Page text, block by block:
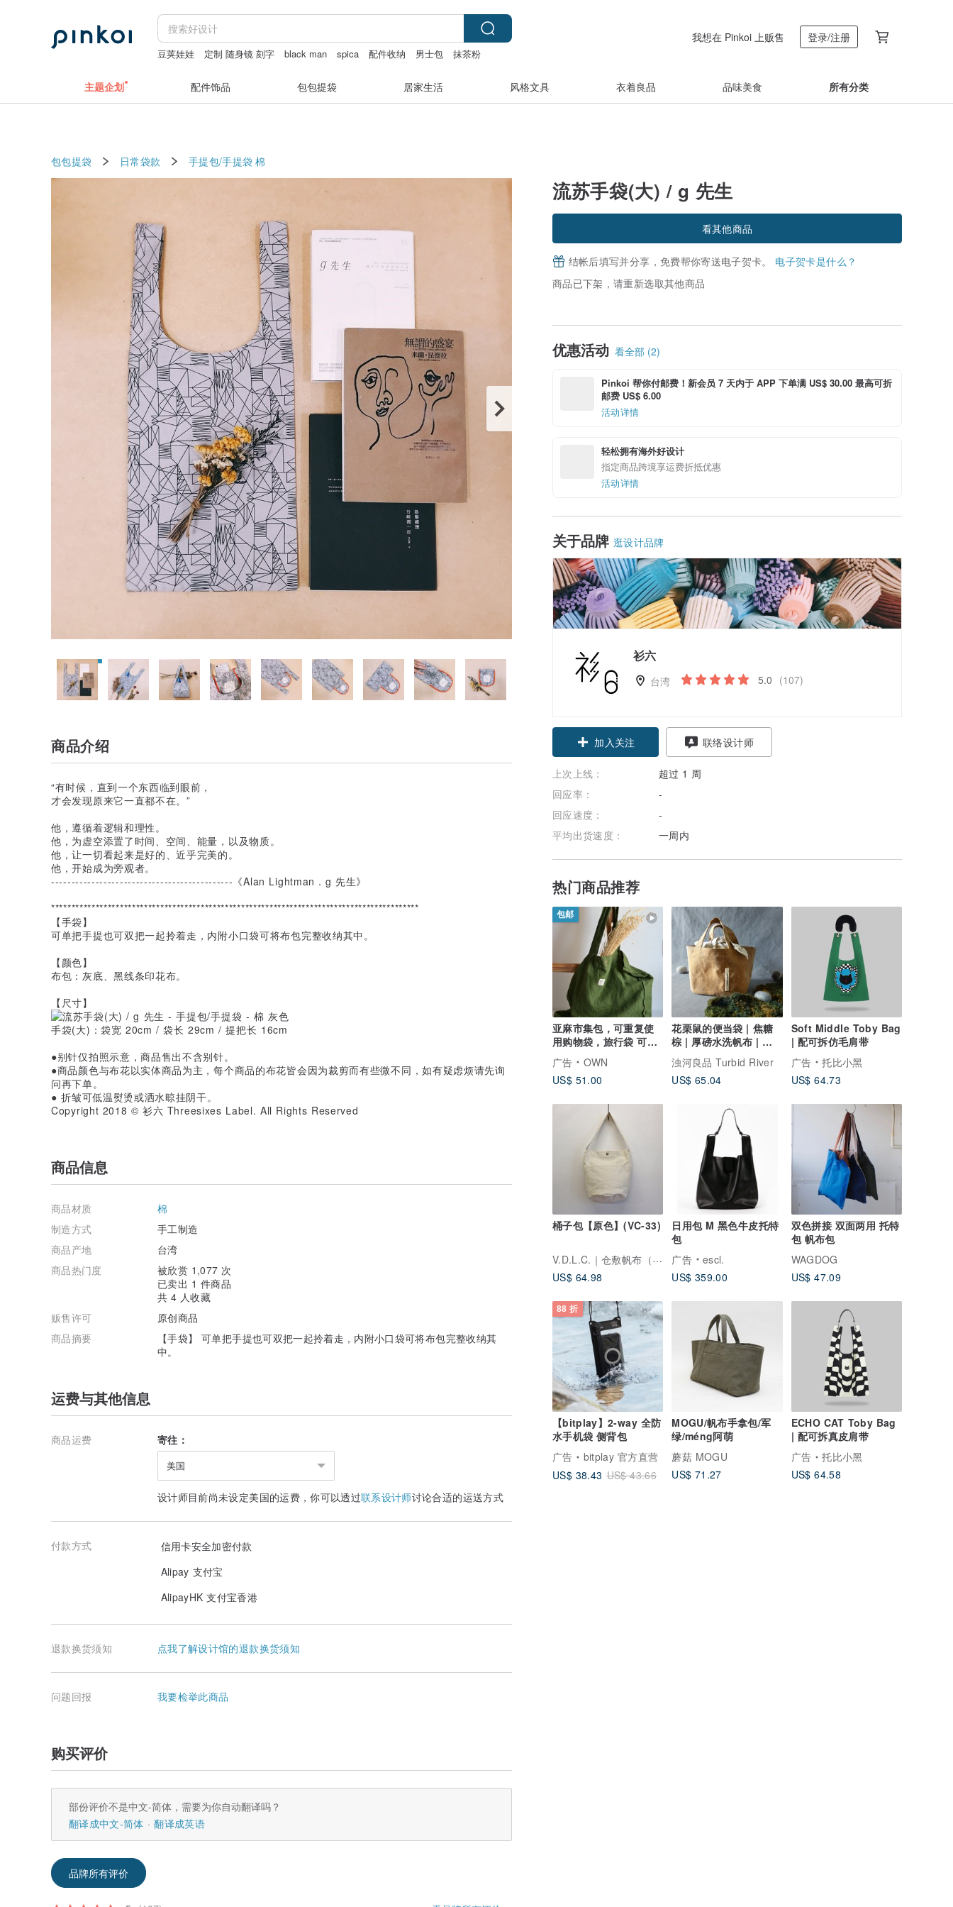
豆荚娃娃 定制 随身镜 刻字 black man spica 配件收纳 男士包
抹茶粉
我想在 Pinkoi 上贩售 登录/注册
主题企划 配件饰品 包包提袋 居家生活 风格文具 衣着良品 品味美食 所有分类
包包提袋 日常袋款 手提包/手提袋 棉
流苏手袋(大) / g 先生
看其他商品
结帐后填写并分享，免费帮你寄送电子贺卡。 电子贺卡是什么？
商品已下架，请重新选取其他商品
优惠活动 看全部 (2)
Pinkoi 帮你付邮费！新会员 7 天内于 APP 下单满 US$ 30.00 最高可折
邮费 US$ 6.00
活动详情
轻松拥有海外好设计
指定商品跨境享运费折抵优惠
活动详情
关于品牌 逛设计品牌
衫六
台湾 5.0 (107)
加入关注 联络设计师
上次上线：
超过 1 周
回应率：
-
回应速度：
-
平均出货速度：
一周内
热门商品推荐
包邮
亚麻市集包，可重复使
用购物袋，旅行袋 可持
续，大容量托特包，环
保袋
广告
OWN
US$ 51.00
花栗鼠的便当袋 | 焦糖
棕 | 厚磅水洗帆布 | 手
提 野餐袋
浊河良品 Turbid River
US$ 65.04
Soft Middle Toby Bag
| 配可拆仿毛肩带
广告
托比小黑
US$ 64.73
桶子包【原色】(VC-33)
V.D.L.C.｜仓敷帆布（こまのぐ）
US$ 64.98
日用包 M 黑色牛皮托特
包
广告
escl.
US$ 359.00
双色拼接 双面两用 托特
包 帆布包
WAGDOG
US$ 47.09
88 折
【bitplay】2-way 全防
水手机袋 侧背包
广告
bitplay 官方直营
US$ 38.43 US$ 43.66
MOGU/帆布手拿包/军
绿/méng阿萌
蘑菇 MOGU
US$ 71.27
ECHO CAT Toby Bag
| 配可拆真皮肩带
广告
托比小黑
US$ 64.58
商品介绍
“有时候，直到一个东西临到眼前，
才会发现原来它一直都不在。”
他，遵循着逻辑和理性。
他，为虚空添置了时间、空间、能量，以及物质。
他，让一切看起来是好的、近乎完美的。
他，开始成为旁观者。
---------------------------------------------《Alan Lightman．g 先生》
*******************************************************************************************
【手袋】
可单把手提也可双把一起拎着走，内附小口袋可将布包完整收纳其中。
【颜色】
布包：灰底、黑线条印花布。
【尺寸】
手袋(大)：袋宽 20cm / 袋长 29cm / 提把长 16cm
●别针仅拍照示意，商品售出不含别针。
●商品颜色与布花以实体商品为主，每个商品的布花皆会因为裁剪而有些微不同，如有疑虑烦请先询
问再下单。
● 折皱可低温熨烫或洒水晾挂阴干。
Copyright 2018 © 衫六 Threesixes Label. All Rights Reserved
商品信息
商品材质
棉
制造方式
手工制造
商品产地
台湾
商品热门度
被欣赏 1,077 次
已卖出 1 件商品
共 4 人收藏
贩售许可
原创商品
商品摘要
【手袋】 可单把手提也可双把一起拎着走，内附小口袋可将布包完整收纳其
中。
运费与其他信息
商品运费 寄往：
美国
设计师目前尚未设定美国的运费，你可以透过联系设计师讨论合适的运送方式
付款方式
信用卡安全加密付款
Alipay 支付宝
AlipayHK 支付宝香港
退款换货须知 点我了解设计馆的退款换货须知
问题回报 我要检举此商品
购买评价
部份评价不是中文-简体，需要为你自动翻译吗？
翻译成中文-简体
翻译成英语
品牌所有评价